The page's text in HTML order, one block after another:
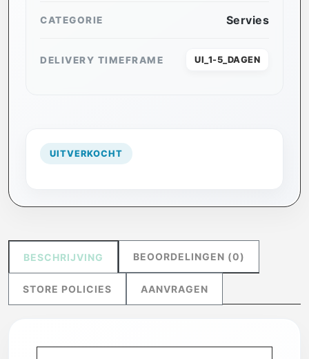
CATEGORIE Servies
DELIVERY TIMEFRAME UI_1-5_DAGEN
UITVERKOCHT
BESCHRIJVING BEOORDELINGEN (0)
STORE POLICIES AANVRAGEN